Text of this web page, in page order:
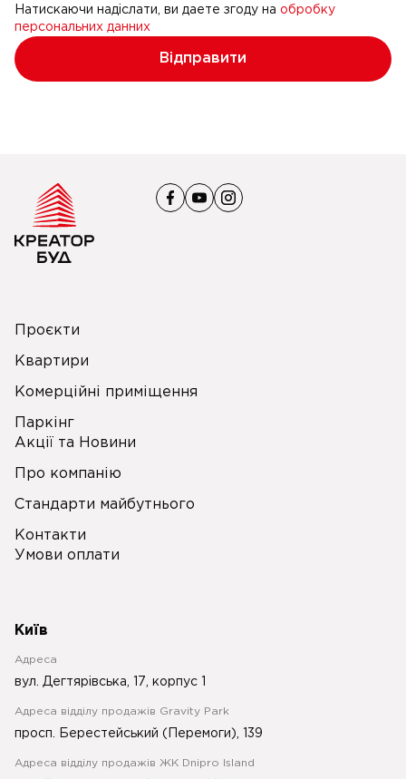
Натискаючи надіслати, ви даете згоду на обробку
персональних данних
Відправити
Проєкти
Квартири
Комерційні приміщення
Паркінг
Акції та Новини
Про компанію
Стандарти майбутнього
Контакти
Умови оплати
Київ
Адреса
вул. Дегтярівська, 17, корпус 1
Адреса відділу продажів Gravity Park
просп. Берестейський (Перемоги), 139
Адреса відділу продажів ЖК Dnipro Island